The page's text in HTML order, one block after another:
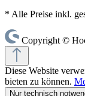
* Alle Preise inkl.
Copyright ©
Diese Website
bieten zu können.
Nur technisch